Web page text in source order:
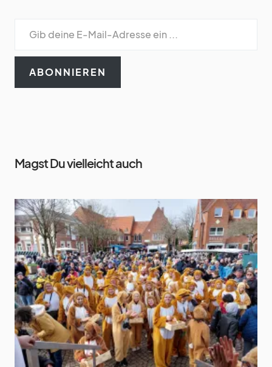
ABONNIEREN
Magst Du vielleicht auch